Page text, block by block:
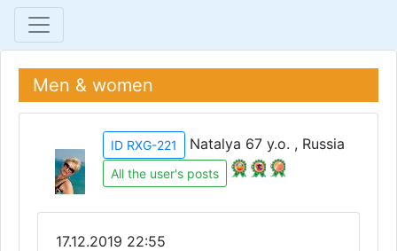
Men & women
ID RXG-221 Natalya 67 y.o. , Russia
All the user's posts
17.12.2019 22:55